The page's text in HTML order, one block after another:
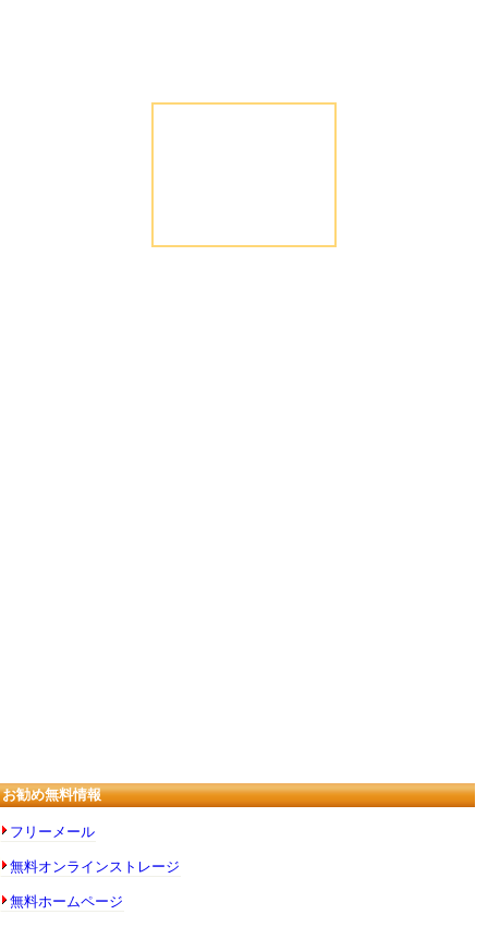
お勧め無料情報
フリーメール
無料オンラインストレージ
無料ホームページ